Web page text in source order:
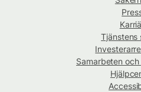
Tjänstens
Samarbeten